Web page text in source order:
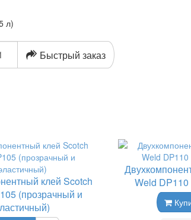
л)
Быстрый заказ
клей Scotch
(прозрачный и
Weld DP110